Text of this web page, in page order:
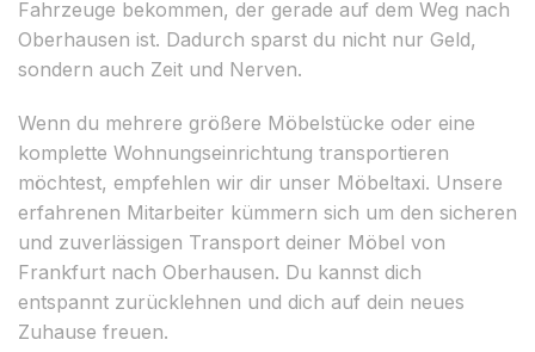
Fahrzeuge bekommen, der gerade auf dem Weg nach
Oberhausen ist. Dadurch sparst du nicht nur Geld,
sondern auch Zeit und Nerven.
Wenn du mehrere größere Möbelstücke oder eine
komplette Wohnungseinrichtung transportieren
möchtest, empfehlen wir dir unser Möbeltaxi. Unsere
erfahrenen Mitarbeiter kümmern sich um den sicheren
und zuverlässigen Transport deiner Möbel von
Frankfurt nach Oberhausen. Du kannst dich
entspannt zurücklehnen und dich auf dein neues
Zuhause freuen.